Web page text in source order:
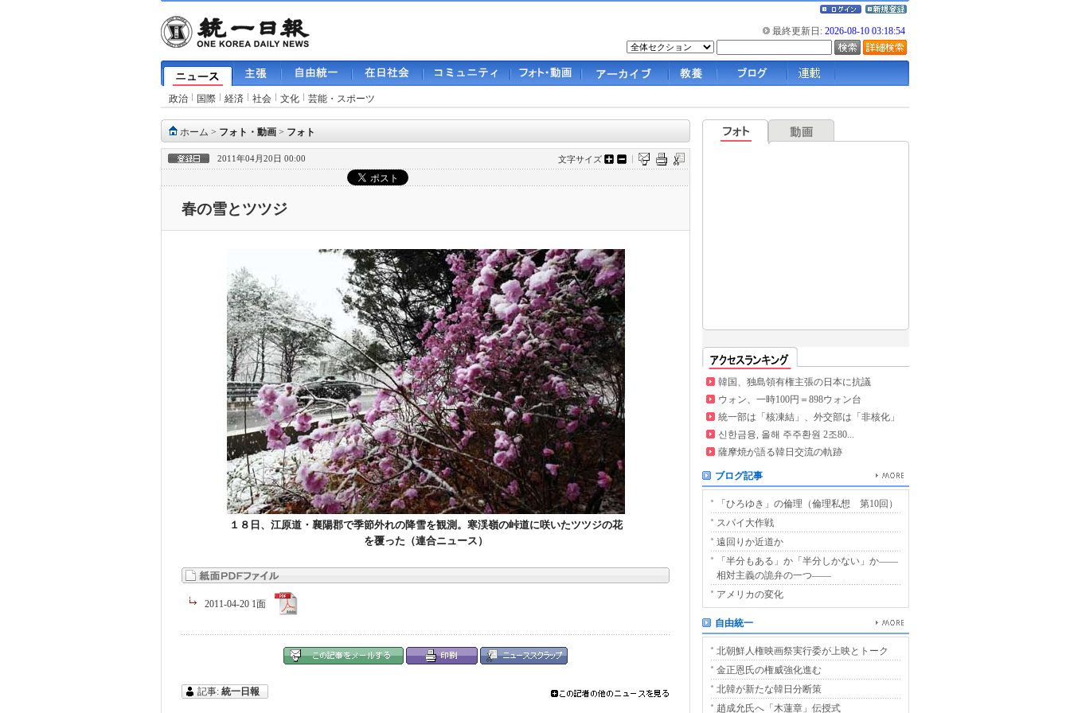
最終更新日: 2026-08-10 03:18:54
政治 国際 経済 社会 文化 芸能・スポーツ
ホーム > フォト・動画 > フォト
2011年04月20日 00:00 文字サイズ
春の雪とツツジ
１８日、江原道・襄陽郡で季節外れの降雪を観測。寒渓嶺の峠道に咲いたツツジの花
を覆った（連合ニュース）
2011-04-20 1面
記事: 統一日報
韓国、独島領有権主張の日本に抗議
ウォン、一時100円＝898ウォン台
統一部は「核凍結」、外交部は「非核化」
신한금융, 올해 주주환원 2조80...
薩摩焼が語る韓日交流の軌跡
ブログ記事
「ひろゆき」の倫理（倫理私想 第10回）
スパイ大作戦
遠回りか近道か
「半分もある」か「半分しかない」か――
相対主義の詭弁の一つ――
アメリカの変化
自由統一
北朝鮮人権映画祭実行委が上映とトーク
金正恩氏の権威強化進む
北韓が新たな韓日分断策
趙成允氏へ「木蓮章」伝授式